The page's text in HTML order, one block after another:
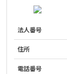
法人番号
住所
電話番号